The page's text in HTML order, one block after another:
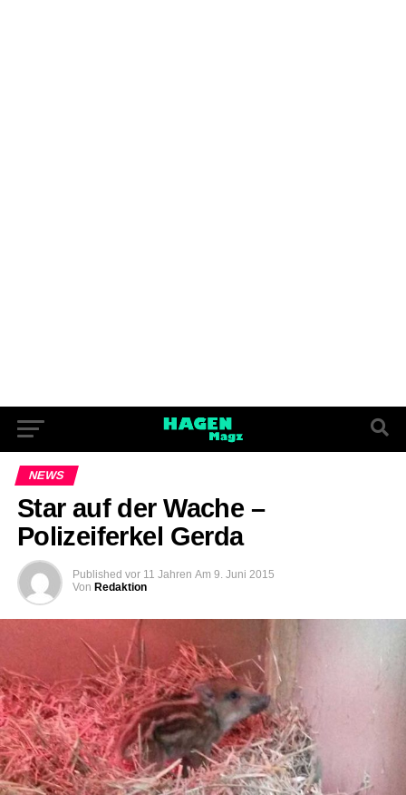
NEWS
Star auf der Wache –
Polizeiferkel Gerda
Published vor 11 Jahren Am 9. Juni 2015
Von Redaktion